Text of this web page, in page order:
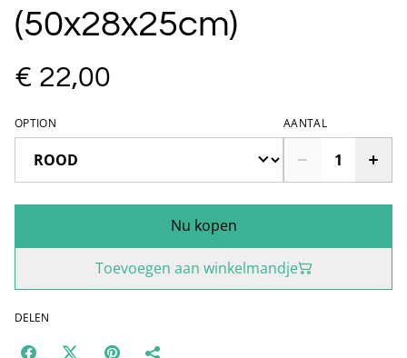
(50x28x25cm)
€ 22,00
OPTION AANTAL
Nu kopen
Toevoegen aan winkelmandje
DELEN